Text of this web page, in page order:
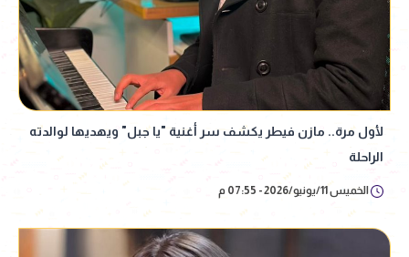
لأول مرة.. مازن فيطر يكشف سر أغنية "يا جبل" ويهديها لوالدته
الراحلة
الخميس 11/يونيو/2026 - 07:55 م